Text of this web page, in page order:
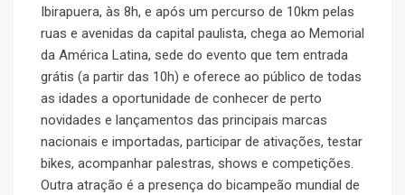
Ibirapuera, às 8h, e após um percurso de 10km pelas
ruas e avenidas da capital paulista, chega ao Memorial
da América Latina, sede do evento que tem entrada
grátis (a partir das 10h) e oferece ao público de todas
as idades a oportunidade de conhecer de perto
novidades e lançamentos das principais marcas
nacionais e importadas, participar de ativações, testar
bikes, acompanhar palestras, shows e competições.
Outra atração é a presença do bicampeão mundial de